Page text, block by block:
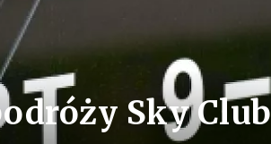
Sky Club